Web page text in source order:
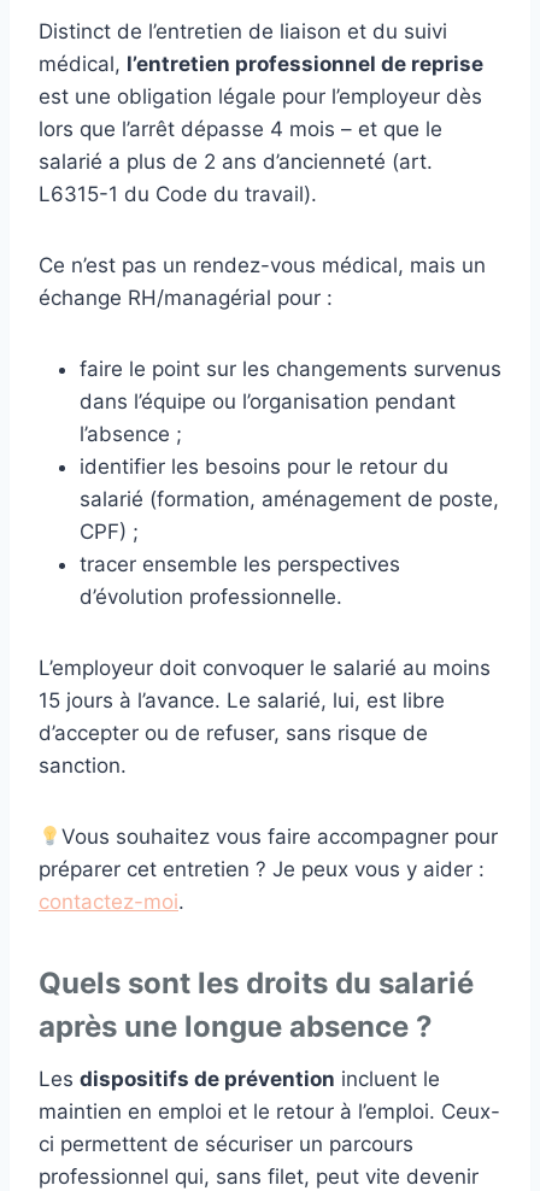
Distinct de l’entretien de liaison et du suivi
médical, l’entretien professionnel de reprise
est une obligation légale pour l’employeur dès
lors que l’arrêt dépasse 4 mois – et que le
salarié a plus de 2 ans d’ancienneté (art.
L6315-1 du Code du travail).
Ce n’est pas un rendez-vous médical, mais un
échange RH/managérial pour :
faire le point sur les changements survenus
dans l’équipe ou l’organisation pendant
l’absence ;
identifier les besoins pour le retour du
salarié (formation, aménagement de poste,
CPF) ;
tracer ensemble les perspectives
d’évolution professionnelle.
L’employeur doit convoquer le salarié au moins
15 jours à l’avance. Le salarié, lui, est libre
d’accepter ou de refuser, sans risque de
sanction.
Vous souhaitez vous faire accompagner pour
préparer cet entretien ? Je peux vous y aider :
contactez-moi.
Quels sont les droits du salarié
après une longue absence ?
Les dispositifs de prévention incluent le
maintien en emploi et le retour à l’emploi. Ceux-
ci permettent de sécuriser un parcours
professionnel qui, sans filet, peut vite devenir